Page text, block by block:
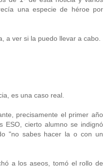
una especie de héroe por
a ver si la puedo llevar a cabo.
es una caso real.
precisamente el primer año
ESO, cierto alumno se indignó
"no sabes hacer la o con un
a los aseos, tomó el rollo de